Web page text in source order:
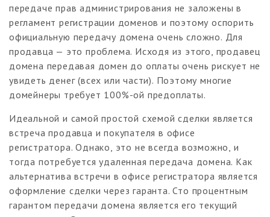
передаче прав администрирования не заложены в
регламент регистрации доменов и поэтому оспорить
официальную передачу домена очень сложно. Для
продавца — это проблема. Исходя из этого, продавец
домена передавая домен до оплаты очень рискует не
увидеть денег (всех или части). Поэтому многие
домейнеры требует 100%-ой предоплаты.
Идеальной и самой простой схемой сделки является
встреча продавца и покупателя в офисе
регистратора. Однако, это не всегда возможно, и
тогда потребуется удаленная передача домена. Как
альтернатива встречи в офисе регистратора является
оформление сделки через гаранта. Сто процентным
гарантом передачи домена является его текущий